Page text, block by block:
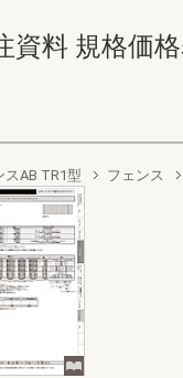
資料 規格価
スAB TR1型 フェンス